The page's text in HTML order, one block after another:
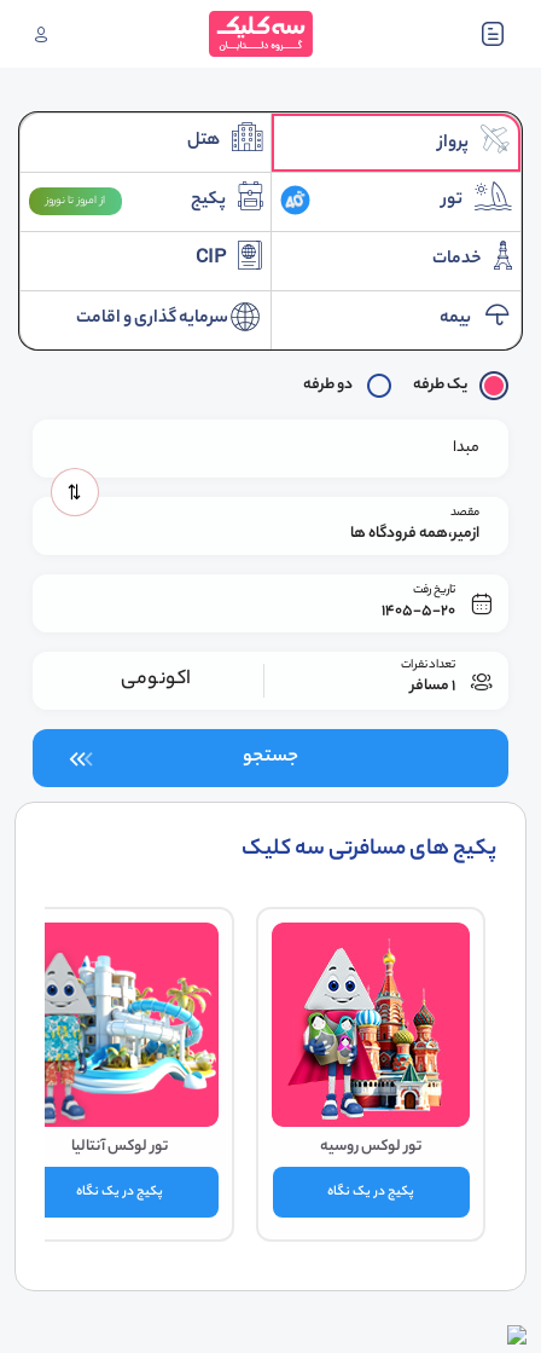
پرواز هتل
تور پکیج از امروز تا نوروز
خدمات CIP
بیمه سرمایه گذاری و اقامت
یک طرفه دو طرفه
مبدا
مقصد
ازمیر،همه فرودگاه ها
تاریخ رفت
1405-5-20
تعداد نفرات
1 مسافر اکونومی
جستجو
پکیج های مسافرتی سه کلیک
تور لوکس روسیه
پکیج در یک نگاه
تور لوکس آنتالیا
پکیج در یک نگاه